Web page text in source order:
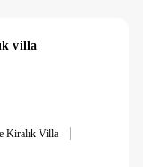
villa
Kiralık Villa |